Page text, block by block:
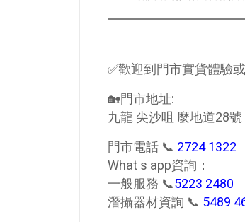
✅歡迎到門市實貨體驗
🏡門市地址:
九龍 尖沙咀 麼地道28
門市電話 📞 2724 1322
What s app資詢：
一般服務 📞5223 2480
潛攝器材資詢 📞 5489